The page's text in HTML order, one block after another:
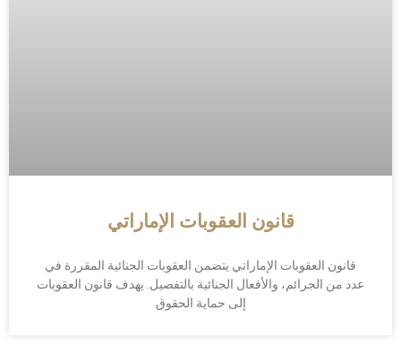
قانون العقوبات الإماراتي
قانون العقوبات الإماراتي يتضمن العقوبات الجنائية المقررة في
عدد من الجرائم، والأفعال الجنائية بالتفصيل. يهدف قانون العقوبات
إلى حماية الحقوق